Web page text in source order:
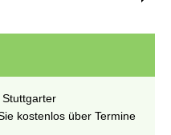
kostenlos über Termine